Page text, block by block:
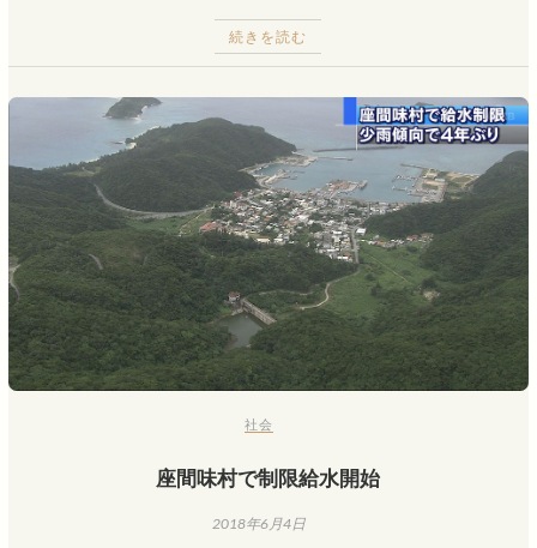
続きを読む
社会
座間味村で制限給水開始
2018年6月4日